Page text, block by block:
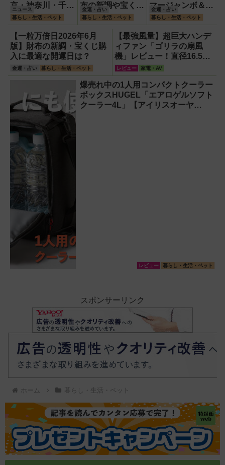
京・神奈川・千
葉】
ニュース
暮らし・生活・ペット
布の新調や宝くじ
の日記念・レイン
ボーくじ・新涼の
100円くじ購入に
最適な開運日は？
金運・占い
暮らし・生活・ペット
マージャンボ＆財
布の新調に最適な
開運日は？
金運・占い
暮らし・生活・ペット
【一粒万倍日2026年6月
版】財布の新調・宝くじ購
入に最適な開運日は？
金運・占い 暮らし・生活・ペット
【最強風量】超巨大ハンデ
ィファン「ゴリラの扇風
機」レビュー！直径16.5cm
の巨大ファンで想像以上の
涼しさを体感
レビュー 家電・AV
爆売れ中の1人用コンパクトクーラー
ボックスHUGEL「エアロゲルソフト
クーラー4L」【アイリスオーヤ
レビュー 暮らし・生活・ペット
スポンサーリンク
ホーム 暮らし・生活・ペット